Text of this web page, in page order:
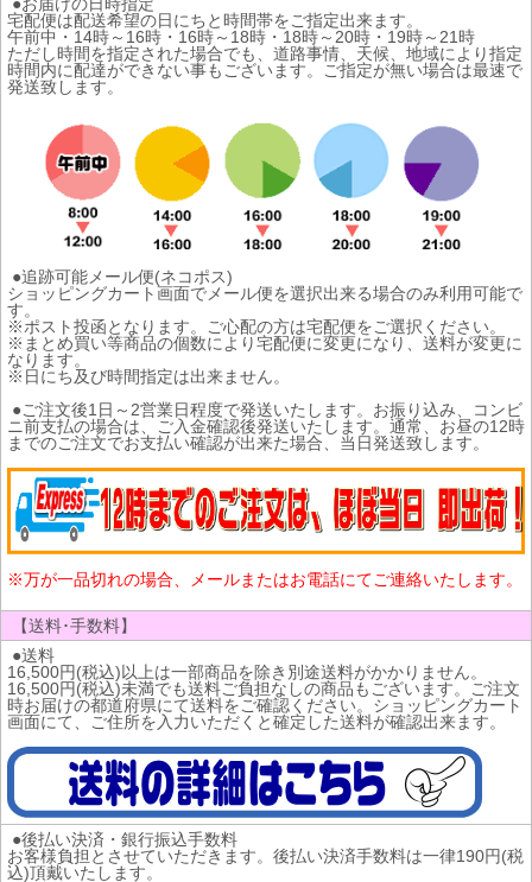
宅配便は配送希望の日にちと時間帯をご指定出来ます。
午前中・14時～16時・16時～18時・18時～20時・19時～21時
ただし時間を指定された場合でも、道路事情、天候、地域により指定
時間内に配達ができない事もございます。ご指定が無い場合は最速で
発送致します。
●追跡可能メール便(ネコポス)
ショッピングカート画面でメール便を選択出来る場合のみ利用可能で
す。
※ポスト投函となります。ご心配の方は宅配便をご選択ください。
※まとめ買い等商品の個数により宅配便に変更になり、送料が変更に
なります。
※日にち及び時間指定は出来ません。
●ご注文後1日～2営業日程度で発送いたします。お振り込み、コンビ
ニ前支払の場合は、ご入金確認後発送いたします。通常、お昼の12時
までのご注文でお支払い確認が出来た場合、当日発送致します。
※万が一品切れの場合、メールまたはお電話にてご連絡いたします。
【送料･手数料】
●送料
16,500円(税込)以上は一部商品を除き別途送料がかかりません。
16,500円(税込)未満でも送料ご負担なしの商品もございます。ご注文
時お届けの都道府県にて送料をご確認ください。ショッピングカート
画面にて、ご住所を入力いただくと確定した送料が確認出来ます。
●後払い決済・銀行振込手数料
お客様負担とさせていただきます。後払い決済手数料は一律190円(税
込)頂戴いたします。